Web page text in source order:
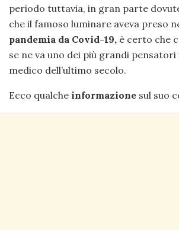
periodo tuttavia, in gran parte
che il famoso luminare aveva preso
pandemia da Covid-19, è certo che
se ne va uno dei più grandi
medico dell’ultimo secolo.
Ecco qualche informazione sul suo